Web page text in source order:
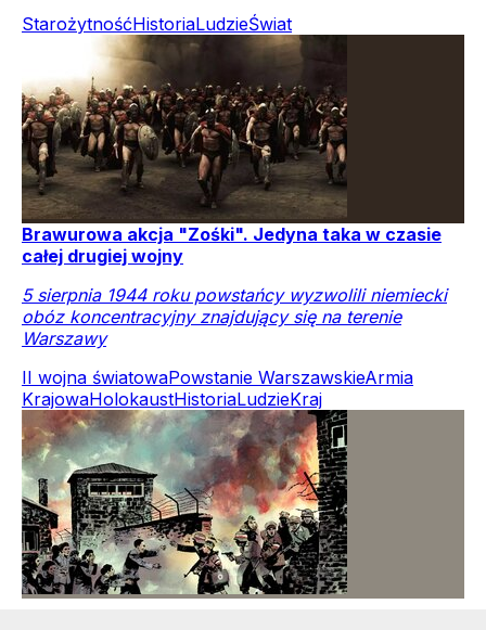
StarożytnośćHistoriaLudzieŚwiat
Brawurowa akcja "Zośki". Jedyna taka w czasie
całej drugiej wojny
5 sierpnia 1944 roku powstańcy wyzwolili niemiecki
obóz koncentracyjny znajdujący się na terenie
Warszawy
II wojna światowaPowstanie WarszawskieArmia
KrajowaHolokaustHistoriaLudzieKraj